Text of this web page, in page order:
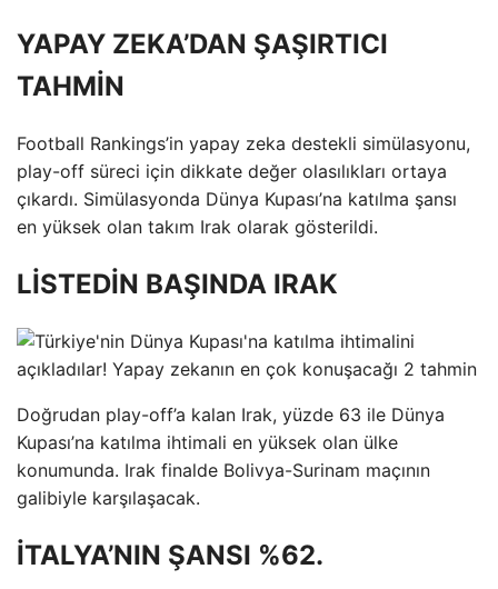
YAPAY ZEKA’DAN ŞAŞIRTICI
TAHMİN
Football Rankings’in yapay zeka destekli simülasyonu,
play-off süreci için dikkate değer olasılıkları ortaya
çıkardı. Simülasyonda Dünya Kupası’na katılma şansı
en yüksek olan takım Irak olarak gösterildi.
LİSTEDİN BAŞINDA IRAK
Doğrudan play-off’a kalan Irak, yüzde 63 ile Dünya
Kupası’na katılma ihtimali en yüksek olan ülke
konumunda. Irak finalde Bolivya-Surinam maçının
galibiyle karşılaşacak.
İTALYA’NIN ŞANSI %62.